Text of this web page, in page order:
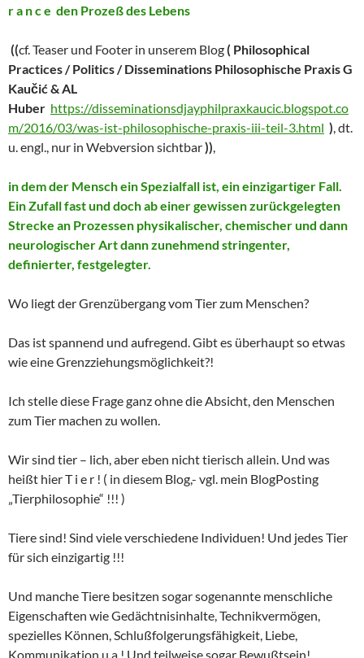
r a n c e den Prozeß des Lebens
((cf. Teaser und Footer in unserem Blog( Philosophical
Practices / Politics / Disseminations Philosophische Praxis G
Kaučić & AL
Huber https://disseminationsdjayphilpraxkaucic.blogspot.co
m/2016/03/was-ist-philosophische-praxis-iii-teil-3.html ), dt.
u. engl., nur in Webversion sichtbar)),
in dem der Mensch ein Spezialfall ist, ein einzigartiger Fall.
Ein Zufall fast und doch ab einer gewissen zurückgelegten
Strecke an Prozessen physikalischer, chemischer und dann
neurologischer Art dann zunehmend stringenter,
definierter, festgelegter.
Wo liegt der Grenzübergang vom Tier zum Menschen?
Das ist spannend und aufregend. Gibt es überhaupt so etwas
wie eine Grenzziehungsmöglichkeit?!
Ich stelle diese Frage ganz ohne die Absicht, den Menschen
zum Tier machen zu wollen.
Wir sind tier – lich, aber eben nicht tierisch allein. Und was
heißt hier T i e r ! ( in diesem Blog,- vgl. mein BlogPosting
„Tierphilosophie“ !!! )
Tiere sind! Sind viele verschiedene Individuen! Und jedes Tier
für sich einzigartig !!!
Und manche Tiere besitzen sogar sogenannte menschliche
Eigenschaften wie Gedächtnisinhalte, Technikvermögen,
spezielles Können, Schlußfolgerungsfähigkeit, Liebe,
Kommunikation u.a.! Und teilweise sogar Bewußtsein!